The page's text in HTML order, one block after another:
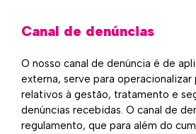
Canal de denúncias
O nosso canal de denúncia é de
externa, serve para
relativos à gestão, tratamento e
denúncias recebidas. O canal de
regulamento, que para além do